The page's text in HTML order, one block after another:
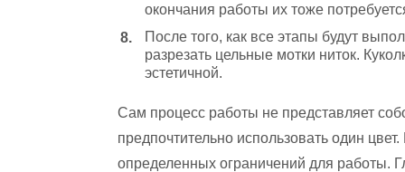
окончания работы их тоже
После того, как все этапы будут
разрезать цельные мотки ниток.
эстетичной.
Сам процесс работы не представляет
предпочтительно использовать один
определенных ограничений для работы.